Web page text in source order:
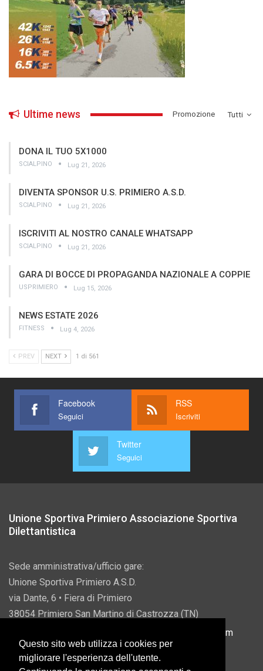
Tutti
Ultime news ­Promozione
DONA IL TUO 5X1000
SCIALPINO Lug 21, 2026
DIVENTA SPONSOR U.S. PRIMIERO A.S.D.
SCIALPINO Lug 21, 2026
ISCRIVITI AL NOSTRO CANALE WHATSAPP
SCIALPINO Lug 21, 2026
GARA DI BOCCE DI PROPAGANDA NAZIONALE A COPPIE
USPRIMIERO Lug 15, 2026
NEWS ESTATE 2026
FITNESS Lug 4, 2026
PREV NEXT 1 di 561
Facebook
Seguici
RSS
Iscriviti
Twitter
Seguici
Unione Sportiva Primiero Associazione Sportiva
Dilettantistica
Sede amministrativa/ufficio gare:
Unione Sportiva Primiero A.S.D.
via Dante, 6 • Fiera di Primiero
38054 Primiero San Martino di Castrozza (TN)
info@usprimiero.com
Questo sito web utilizza i cookies per
migliorare l'esperienza dell'utente.